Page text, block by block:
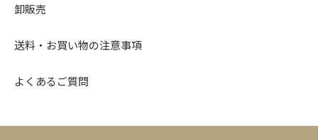
卸販売
送料・お買い物の注意事項
よくあるご質問